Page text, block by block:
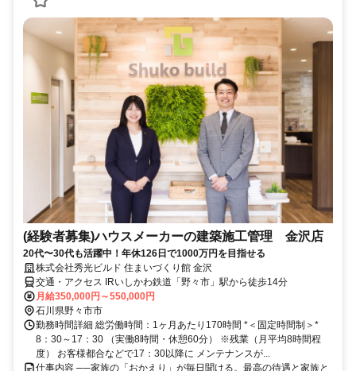
(経験者募集)ハウスメーカーの建築施工管理 金沢店
20代〜30代も活躍中！年休126日で1000万円を目指せる
株式会社秀光ビルド 住まいづくり館 金沢
交通・アクセス IRいしかわ鉄道「野々市」駅から徒歩14分
月給350,000円～550,000円
石川県野々市市
勤務時間詳細 総労働時間：1ヶ月あたり170時間 *＜固定時間制＞*
8：30～17：30 （実働8時間・休憩60分） ※残業（月平均8時間程
度） お客様都合などで17：30以降に メンテナンスが...
仕事内容 ──家族の「おかえり」が毎日聞ける。最高の待遇と家族と